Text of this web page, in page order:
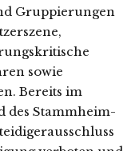
Gruppierungen
sowie
Bereits im
des Stammheim-